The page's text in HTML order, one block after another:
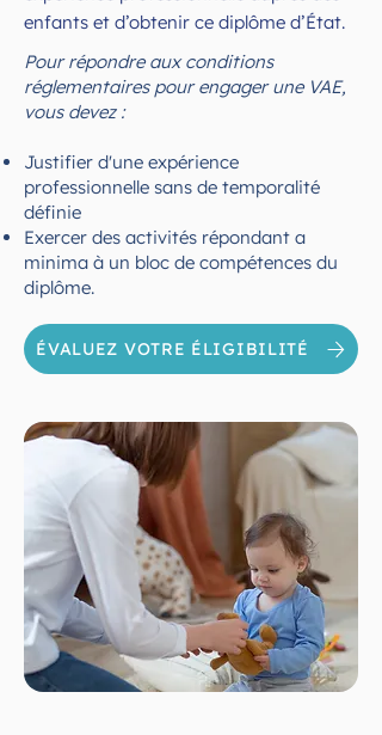
enfants et d’obtenir ce diplôme d’État.
Pour répondre aux conditions
réglementaires pour engager une VAE,
vous devez :
Justifier d'une expérience
professionnelle sans de temporalité
définie
Exercer des activités répondant a
minima à un bloc de compétences du
diplôme.
ÉVALUEZ VOTRE ÉLIGIBILITÉ